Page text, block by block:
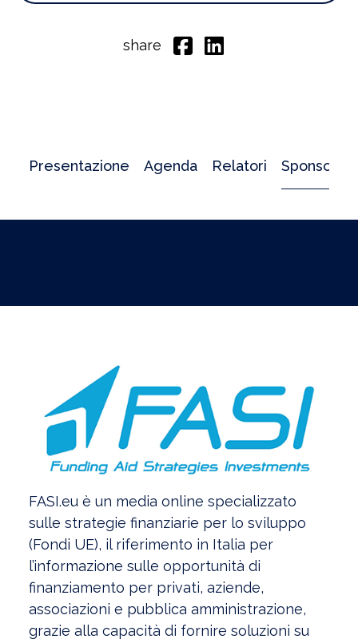
share
Presentazione Agenda Relatori Sponsor
FASI.eu è un media online specializzato
sulle strategie finanziarie per lo sviluppo
(Fondi UE), il riferimento in Italia per
l’informazione sulle opportunità di
finanziamento per privati, aziende,
associazioni e pubblica amministrazione,
grazie alla capacità di fornire soluzioni su